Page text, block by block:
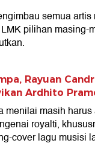
semua
pilihan masing-
Rayuan
Ardhito
menilai masih
royalti,
cover lagu musisi